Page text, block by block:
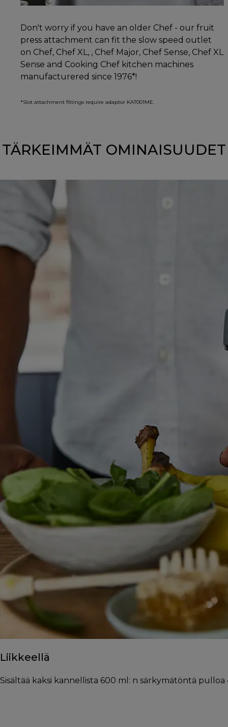
Don't worry if you have an older Chef - our fruit
press attachment can fit the slow speed outlet
on Chef, Chef XL, , Chef Major, Chef Sense, Chef XL
Sense and Cooking Chef kitchen machines
manufacturered since 1976*!
*Slot attachment fittings require adaptor KAT001ME.
TÄRKEIMMÄT OMINAISUUDET
Liikkeellä
Sisältää kaksi kannellista 600 ml: n särkymätöntä